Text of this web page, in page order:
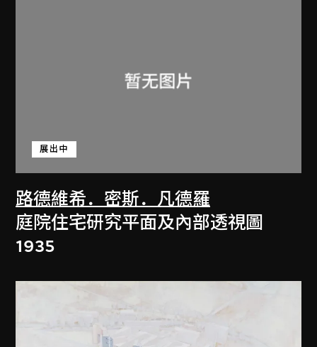
路德維希．密斯．凡德羅
展出中
庭院住宅研究平面及內部透視圖
1935